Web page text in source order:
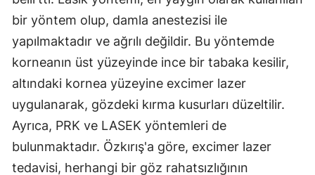
bir yöntem olup, damla anestezisi ile
yapılmaktadır ve ağrılı değildir. Bu yöntemde
korneanın üst yüzeyinde ince bir tabaka kesilir,
altındaki kornea yüzeyine excimer lazer
uygulanarak, gözdeki kırma kusurları düzeltilir.
Ayrıca, PRK ve LASEK yöntemleri de
bulunmaktadır. Özkırış'a göre, excimer lazer
tedavisi, herhangi bir göz rahatsızlığının